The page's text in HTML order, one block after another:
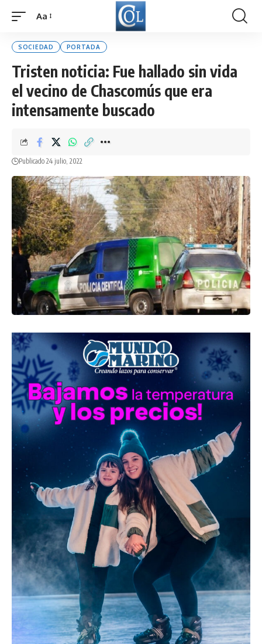
Font
Aa
SOCIEDAD PORTADA
Tristen noticia: Fue hallado sin vida
el vecino de Chascomús que era
intensamente buscado
Publicado 24 julio, 2022